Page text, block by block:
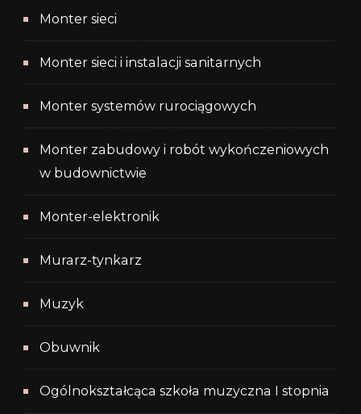
Monter sieci
Monter sieci i instalacji sanitarnych
Monter systemów rurociągowych
Monter zabudowy i robót wykończeniowych
w budownictwie
Monter-elektronik
Murarz-tynkarz
Muzyk
Obuwnik
Ogólnokształcąca szkoła muzyczna I stopnia